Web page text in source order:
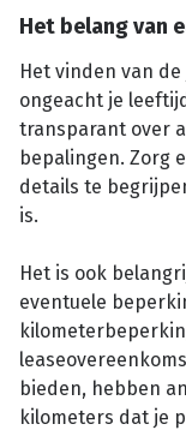
Het belang van
Het vinden van
ongeacht je
transparant over
bepalingen. Zorg
details te
is.
Het is ook
eventuele
bieden, hebben
kilometers dat je